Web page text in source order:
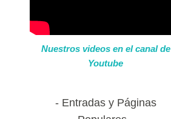
Nuestros videos en el canal de
Youtube
Entradas y Páginas